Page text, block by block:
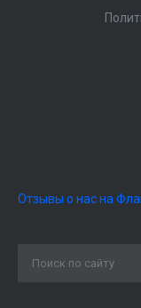
Отзывы о нас на